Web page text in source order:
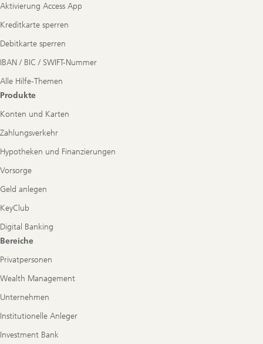
Aktivierung Access App
Kreditkarte sperren
Debitkarte sperren
IBAN / BIC / SWIFT-Nummer
Alle Hilfe-Themen
Produkte
Konten und Karten
Zahlungsverkehr
Hypotheken und Finanzierungen
Vorsorge
Geld anlegen
KeyClub
Digital Banking
Bereiche
Privatpersonen
Wealth Management
Unternehmen
Institutionelle Anleger
Investment Bank